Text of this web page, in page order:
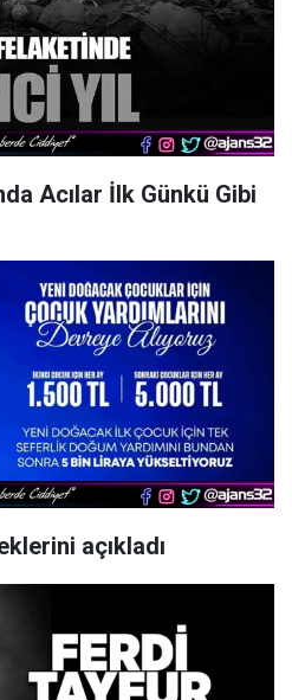
Acılar İlk Günkü Gibi
açıkladı